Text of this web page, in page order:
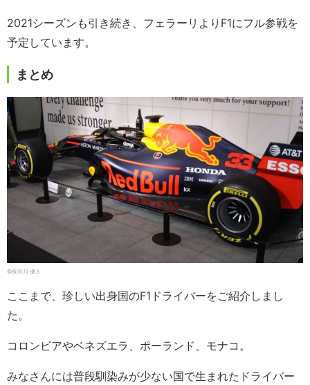
2021シーズンも引き続き、フェラーリよりF1にフル参戦を
予定しています。
まとめ
©長谷川 優人
ここまで、珍しい出身国のF1ドライバーをご紹介しまし
た。
コロンビアやベネズエラ、ポーランド、モナコ。
みなさんには普段馴染みが少ない国で生まれたドライバー